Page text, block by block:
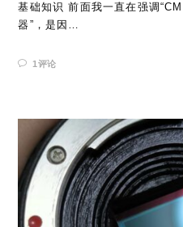
基础知识 前面我一直在强调
器”，是因…
1评论